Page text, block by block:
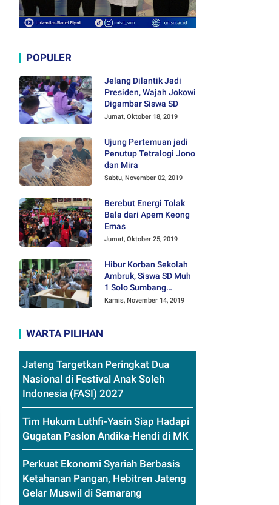
POPULER
Jelang Dilantik Jadi
Presiden, Wajah Jokowi
Digambar Siswa SD
Jumat, Oktober 18, 2019
Ujung Pertemuan jadi
Penutup Tetralogi Jono
dan Mira
Sabtu, November 02, 2019
Berebut Energi Tolak
Bala dari Apem Keong
Emas
Jumat, Oktober 25, 2019
Hibur Korban Sekolah
Ambruk, Siswa SD Muh
1 Solo Sumbang
Mainan Othok-othok
Kamis, November 14, 2019
WARTA PILIHAN
Jateng Targetkan Peringkat Dua
Nasional di Festival Anak Soleh
Indonesia (FASI) 2027
Tim Hukum Luthfi-Yasin Siap Hadapi
Gugatan Paslon Andika-Hendi di MK
Perkuat Ekonomi Syariah Berbasis
Ketahanan Pangan, Hebitren Jateng
Gelar Muswil di Semarang